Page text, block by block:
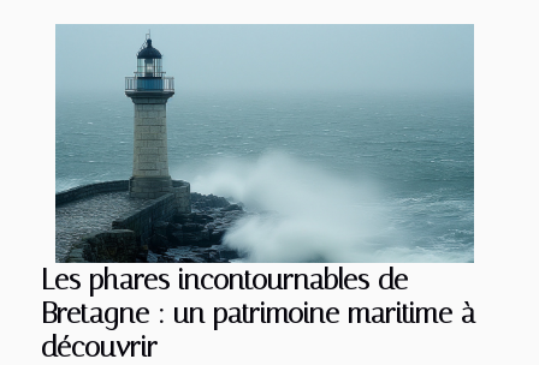
Les phares incontournables de
Bretagne : un patrimoine maritime à
découvrir